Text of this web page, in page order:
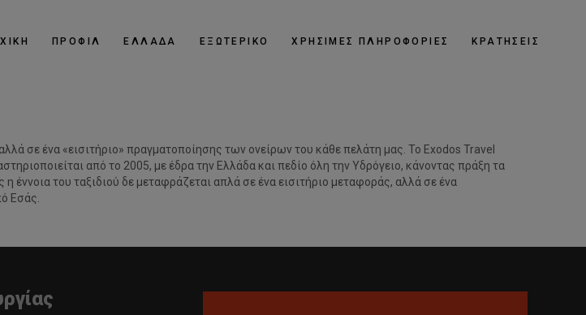
ΠΡΟΦΙΛ ΕΛΛΑΔΑ ΕΞΩΤΕΡΙΚΟ ΧΡΗΣΙΜΕΣ ΠΛΗΡΟΦΟΡΙΕΣ ΚΡΑΤΗΣΕΙΣ
σε ένα «εισιτήριο» πραγματοποίησης των ονείρων του κάθε πελάτη μας. Το Exodos Travel
από το 2005, με έδρα την Ελλάδα και πεδίο όλη την Υδρόγειο, κάνοντας πράξη τα
του ταξιδιού δε μεταφράζεται απλά σε ένα εισιτήριο μεταφοράς, αλλά σε ένα
Eσάς.